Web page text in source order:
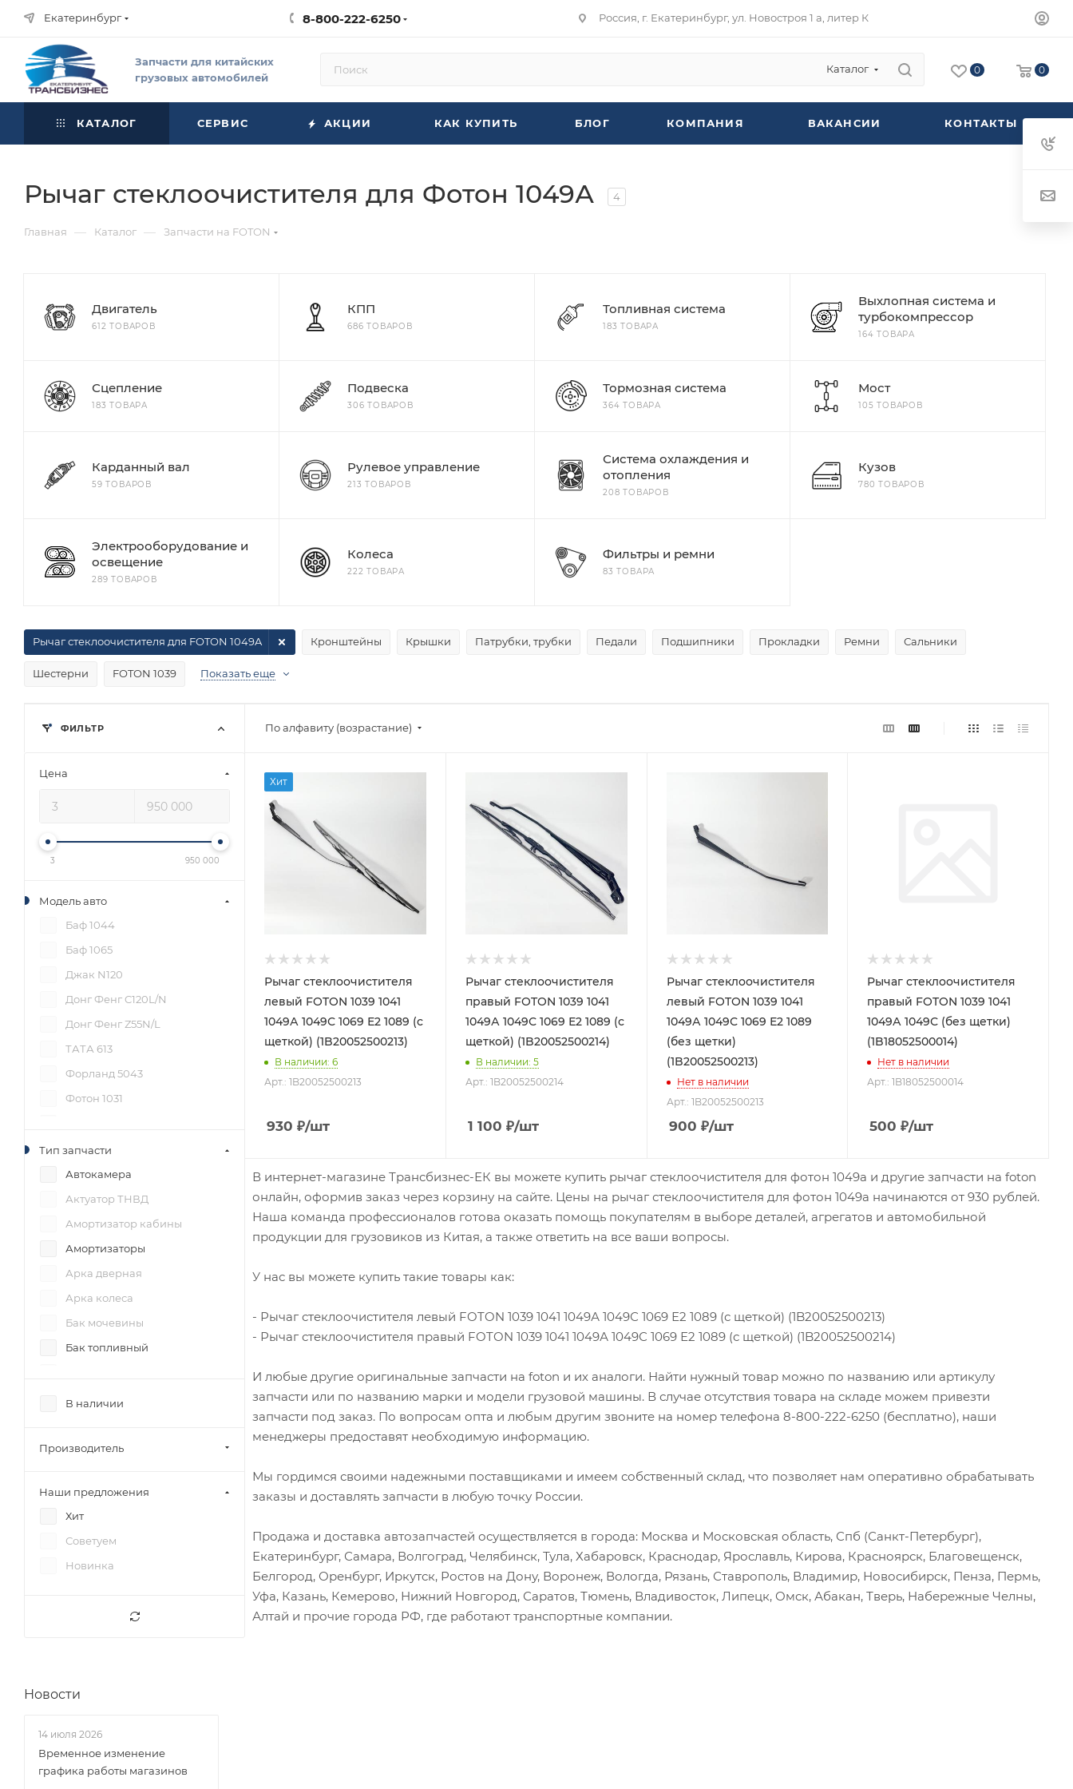
Екатеринбург 8-800-222-6250 Россия, г. Екатеринбург, ул. Новостроя 1 а, литер К
Запчасти для китайских
грузовых автомобилей
Каталог 0 0
КАТАЛОГ СЕРВИС АКЦИИ КАК КУПИТЬ БЛОГ КОМПАНИЯ ВАКАНСИИ КОНТАКТЫ
Рычаг стеклоочистителя для Фотон 1049А 4
Главная — Каталог — Запчасти на FOTON
Двигатель
612 ТОВАРОВ
КПП
686 ТОВАРОВ
Топливная система
183 ТОВАРА
Выхлопная система и
турбокомпрессор
164 ТОВАРА
Сцепление
183 ТОВАРА
Подвеска
306 ТОВАРОВ
Тормозная система
364 ТОВАРА
Мост
105 ТОВАРОВ
Карданный вал
59 ТОВАРОВ
Рулевое управление
213 ТОВАРОВ
Система охлаждения и
отопления
208 ТОВАРОВ
Кузов
780 ТОВАРОВ
Электрооборудование и
освещение
289 ТОВАРОВ
Колеса
222 ТОВАРА
Фильтры и ремни
83 ТОВАРА
Кронштейны Крышки Патрубки, трубки Педали Подшипники Прокладки Ремни Сальники
Шестерни FOTON 1039
Рычаг стеклоочистителя для FOTON 1049A
Показать еще
По алфавиту (возрастание)
Хит
Рычаг стеклоочистителя
левый FOTON 1039 1041
1049А 1049С 1069 Е2 1089 (с
щеткой) (1B20052500213)
В наличии: 6
Арт.: 1B20052500213
930 ₽/шт
Рычаг стеклоочистителя
правый FOTON 1039 1041
1049А 1049С 1069 Е2 1089 (с
щеткой) (1B20052500214)
В наличии: 5
Арт.: 1B20052500214
1 100 ₽/шт
Рычаг стеклоочистителя
левый FOTON 1039 1041
1049А 1049С 1069 Е2 1089
(без щетки)
(1B20052500213)
Нет в наличии
Арт.: 1B20052500213
900 ₽/шт
Рычаг стеклоочистителя
правый FOTON 1039 1041
1049А 1049С (без щетки)
(1B18052500014)
Нет в наличии
Арт.: 1B18052500014
500 ₽/шт
В интернет-магазине Трансбизнес-ЕК вы можете купить рычаг стеклоочистителя для фотон 1049а и другие запчасти на foton
онлайн, оформив заказ через корзину на сайте. Цены на рычаг стеклоочистителя для фотон 1049а начинаются от 930 рублей.
Наша команда профессионалов готова оказать помощь покупателям в выборе деталей, агрегатов и автомобильной
продукции для грузовиков из Китая, а также ответить на все ваши вопросы.
У нас вы можете купить такие товары как:
- Рычаг стеклоочистителя левый FOTON 1039 1041 1049А 1049С 1069 Е2 1089 (с щеткой) (1B20052500213)
- Рычаг стеклоочистителя правый FOTON 1039 1041 1049А 1049С 1069 Е2 1089 (с щеткой) (1B20052500214)
И любые другие оригинальные запчасти на foton и их аналоги. Найти нужный товар можно по названию или артикулу
запчасти или по названию марки и модели грузовой машины. В случае отсутствия товара на складе можем привезти
запчасти под заказ. По вопросам опта и любым другим звоните на номер телефона 8-800-222-6250 (бесплатно), наши
менеджеры предоставят необходимую информацию.
Мы гордимся своими надежными поставщиками и имеем собственный склад, что позволяет нам оперативно обрабатывать
заказы и доставлять запчасти в любую точку России.
Продажа и доставка автозапчастей осуществляется в города: Москва и Московская область, Спб (Санкт-Петербург),
Екатеринбург, Самара, Волгоград, Челябинск, Тула, Хабаровск, Краснодар, Ярославль, Кирова, Красноярск, Благовещенск,
Белгород, Оренбург, Иркутск, Ростов на Дону, Воронеж, Вологда, Рязань, Ставрополь, Владимир, Новосибирск, Пенза, Пермь,
Уфа, Казань, Кемерово, Нижний Новгород, Саратов, Тюмень, Владивосток, Липецк, Омск, Абакан, Тверь, Набережные Челны,
Алтай и прочие города РФ, где работают транспортные компании.
ФИЛЬТР
Цена
3 950 000
Модель авто
Баф 1044
Баф 1065
Джак N120
Донг Фенг C120L/N
Донг Фенг Z55N/L
ТАТА 613
Форланд 5043
Фотон 1031
Фотон 1039
Фотон 1041
Фотон 1043
Фотон 1049
Фотон 1049А
Фотон 1049С
Фотон 1051
Фотон 1061
Фотон 1065 (S65)
Фотон 1089
Фотон 1099
Фотон 1108 (S100)
Фотон 1113
Фотон 1121
Фотон 1128 (S120)
Фотон 1151
Фотон 1186
Фотон 1241
Тип запчасти
Автокамера
Актуатор ТНВД
Амортизатор кабины
Амортизаторы
Арка дверная
Арка колеса
Бак мочевины
Бак топливный
Барабаны тормозные
Бачок ГУР
Бачок ГЦС
Бачок омывателя
Бачок расширительный
Бендикс стартера
Блок управления
Болт ГБЦ
В наличии
Производитель
Наши предложения
Хит
Советуем
Новинка
Новости
14 июля 2026
Временное изменение
графика работы магазинов